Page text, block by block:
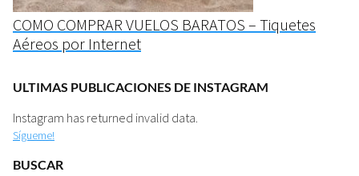
COMO COMPRAR VUELOS BARATOS – Tiquetes
Aéreos por Internet
ULTIMAS PUBLICACIONES DE INSTAGRAM
Instagram has returned invalid data.
Sígueme!
BUSCAR